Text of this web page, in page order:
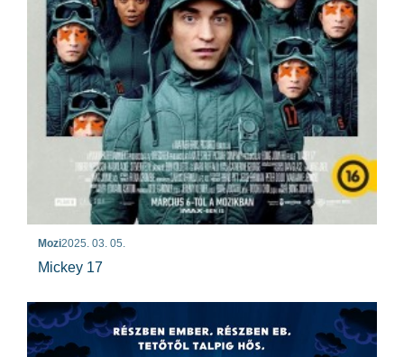
Mozi2025. 03. 05.
Mickey 17